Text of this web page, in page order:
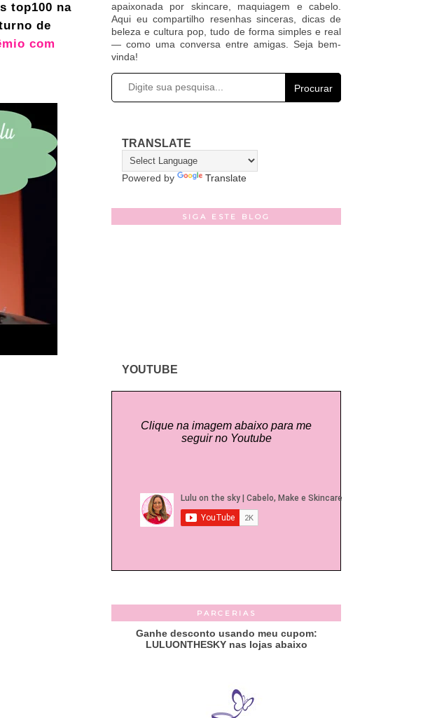
top100 na
de
com
apaixonada por skincare, maquiagem e cabelo.
Aqui eu compartilho resenhas sinceras, dicas de
beleza e cultura pop, tudo de forma simples e real
— como uma conversa entre amigas. Seja bem-
vinda!
Procurar
TRANSLATE
Powered by Translate
SIGA ESTE BLOG
YOUTUBE
Clique na imagem abaixo para me
seguir no Youtube
PARCERIAS
Ganhe desconto usando meu cupom:
LULUONTHESKY nas lojas abaixo